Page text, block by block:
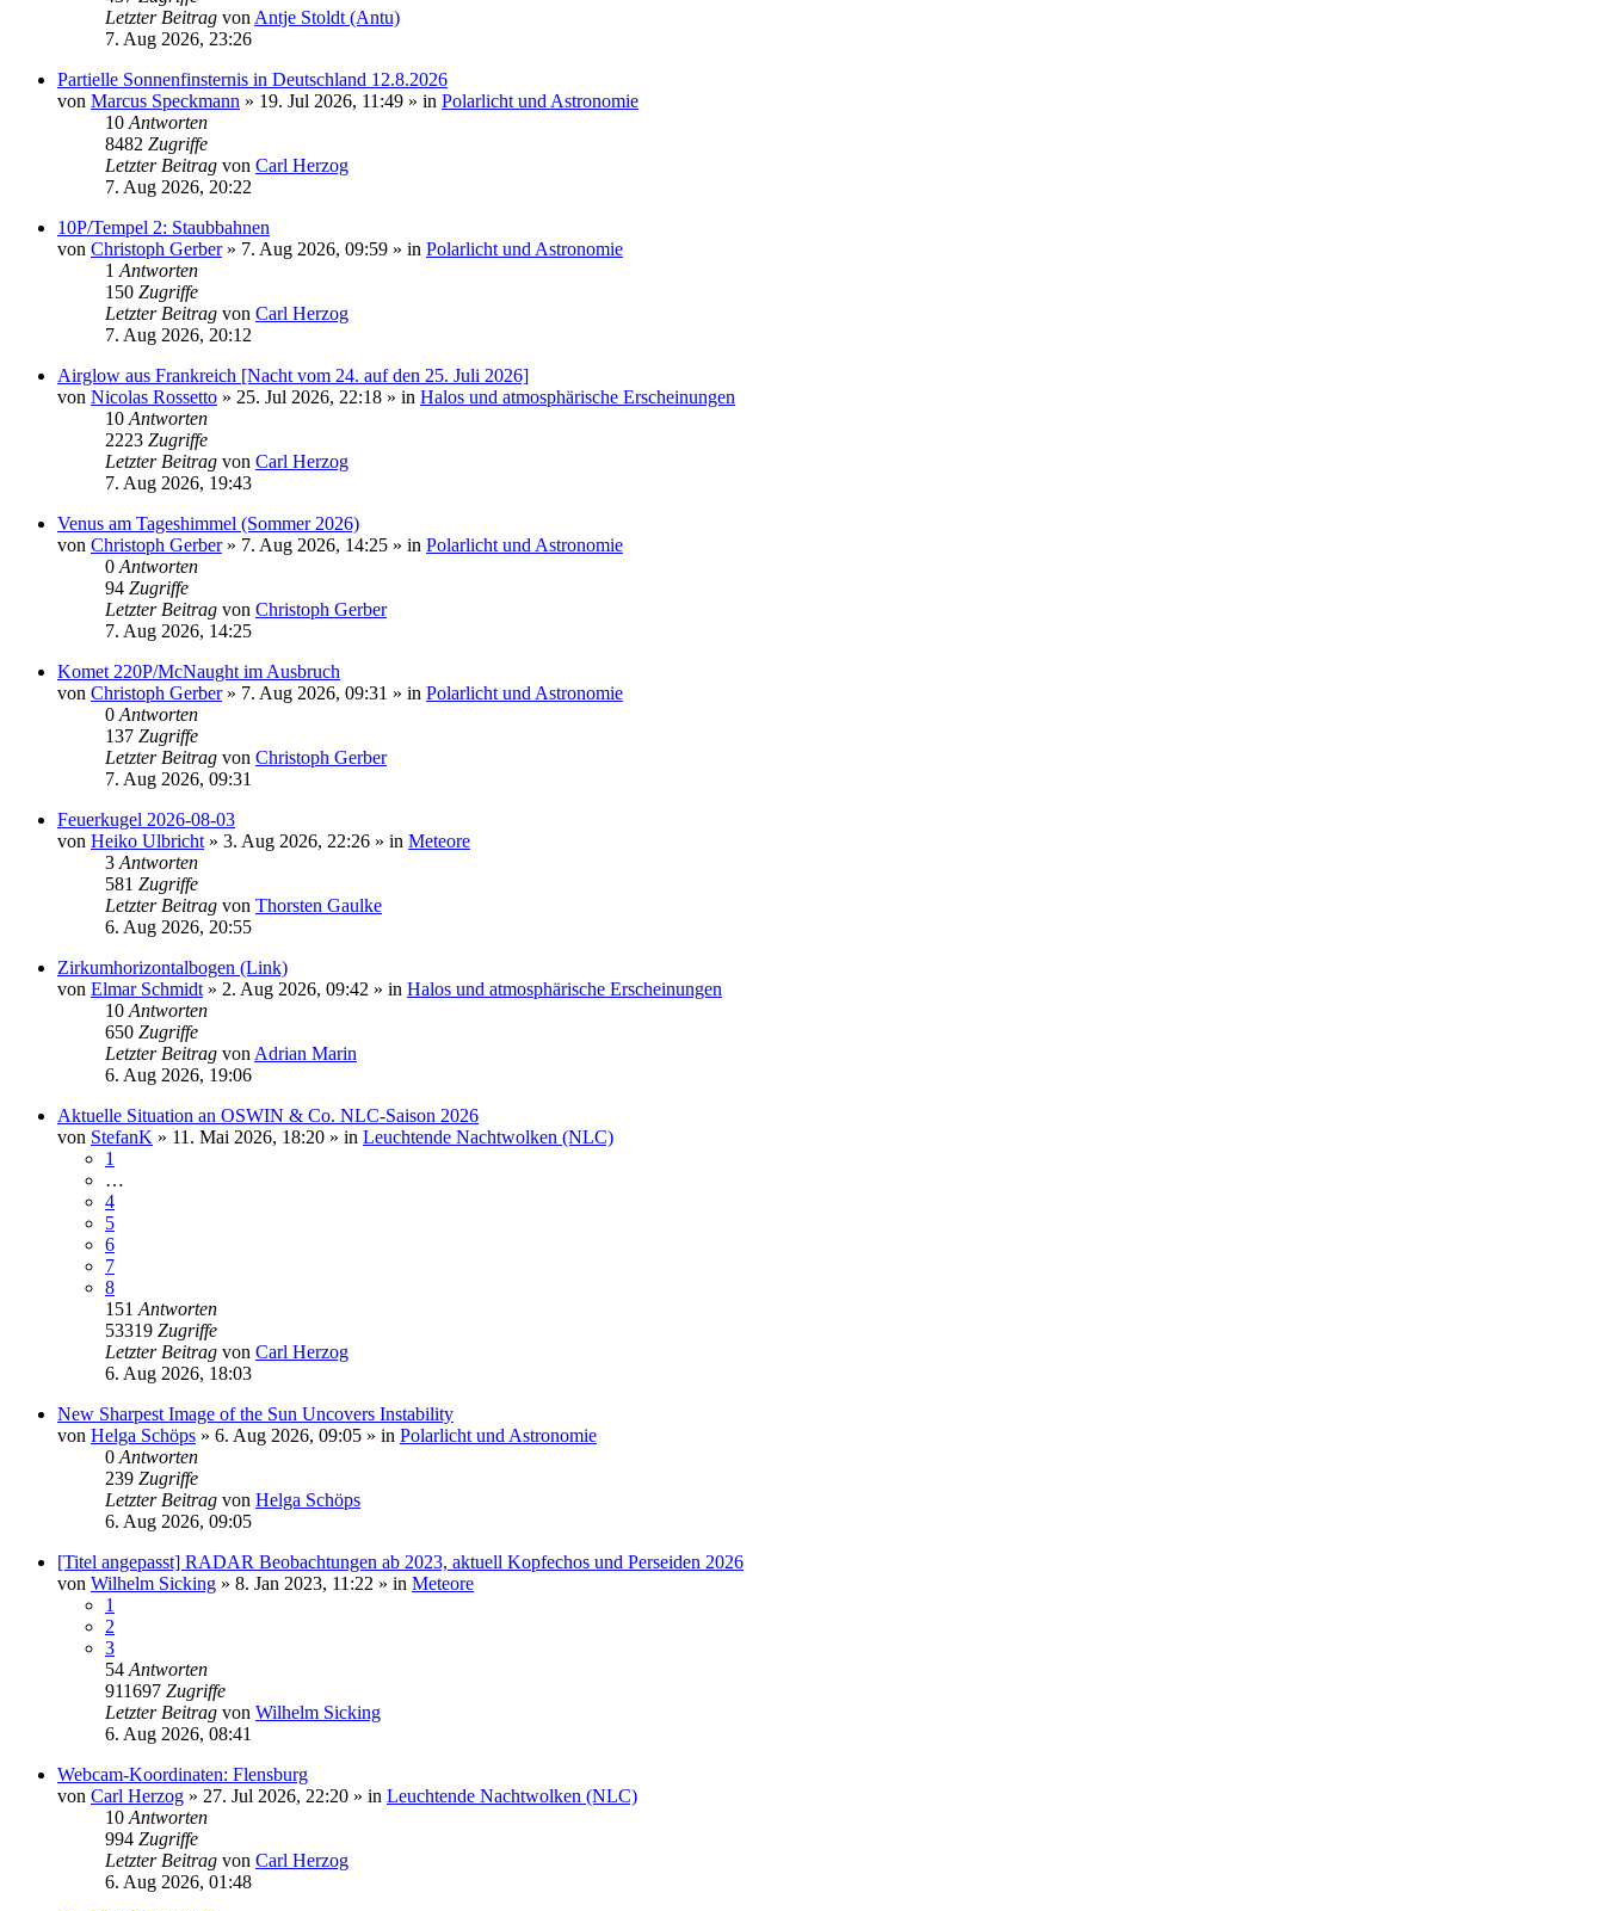
Letzter Beitrag von Antje Stoldt (Antu)
7. Aug 2026, 23:26
Partielle Sonnenfinsternis in Deutschland 12.8.2026
von Marcus Speckmann » 19. Jul 2026, 11:49 » in Polarlicht und Astronomie
10 Antworten
8482 Zugriffe
Letzter Beitrag von Carl Herzog
7. Aug 2026, 20:22
10P/Tempel 2: Staubbahnen
von Christoph Gerber» 7. Aug 2026, 09:59 » in Polarlicht und Astronomie
1 Antworten
150 Zugriffe
Letzter Beitrag von Carl Herzog
7. Aug 2026, 20:12
Airglow aus Frankreich [Nacht vom 24. auf den 25. Juli 2026]
von Nicolas Rossetto » 25. Jul 2026, 22:18 » in Halos und atmosphärische Erscheinungen
10 Antworten
2223 Zugriffe
Letzter Beitrag von Carl Herzog
7. Aug 2026, 19:43
Venus am Tageshimmel (Sommer 2026)
von Christoph Gerber» 7. Aug 2026, 14:25 » in Polarlicht und Astronomie
0 Antworten
94 Zugriffe
Letzter Beitrag von Christoph Gerber
7. Aug 2026, 14:25
Komet 220P/McNaught im Ausbruch
von Christoph Gerber» 7. Aug 2026, 09:31 » in Polarlicht und Astronomie
0 Antworten
137 Zugriffe
Letzter Beitrag von Christoph Gerber
7. Aug 2026, 09:31
Feuerkugel 2026-08-03
von Heiko Ulbricht » 3. Aug 2026, 22:26 » in Meteore
3 Antworten
581 Zugriffe
Letzter Beitrag von Thorsten Gaulke
6. Aug 2026, 20:55
Zirkumhorizontalbogen (Link)
von Elmar Schmidt » 2. Aug 2026, 09:42 » in Halos und atmosphärische Erscheinungen
10 Antworten
650 Zugriffe
Letzter Beitrag von Adrian Marin
6. Aug 2026, 19:06
Aktuelle Situation an OSWIN & Co. NLC-Saison 2026
von StefanK » 11. Mai 2026, 18:20 » in Leuchtende Nachtwolken (NLC)
1
…
4
5
6
7
8
151 Antworten
53319 Zugriffe
Letzter Beitrag von Carl Herzog
6. Aug 2026, 18:03
New Sharpest Image of the Sun Uncovers Instability
von Helga Schöps » 6. Aug 2026, 09:05 » in Polarlicht und Astronomie
0 Antworten
239 Zugriffe
Letzter Beitrag von Helga Schöps
6. Aug 2026, 09:05
[Titel angepasst] RADAR Beobachtungen ab 2023, aktuell Kopfechos und Perseiden 2026
von Wilhelm Sicking » 8. Jan 2023, 11:22 » in Meteore
1
2
3
54 Antworten
911697 Zugriffe
Letzter Beitrag von Wilhelm Sicking
6. Aug 2026, 08:41
Webcam-Koordinaten: Flensburg
von Carl Herzog » 27. Jul 2026, 22:20 » in Leuchtende Nachtwolken (NLC)
10 Antworten
994 Zugriffe
Letzter Beitrag von Carl Herzog
6. Aug 2026, 01:48